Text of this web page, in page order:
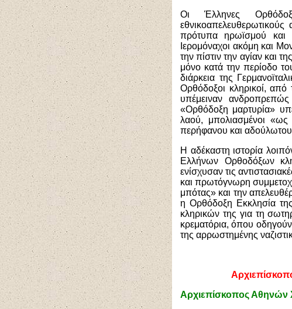
Οι Έλληνες
πρότυπα ηρωϊσμού και
Ιερομόναχοι ακόμη και
την πίστιν την αγίαν και
μόνο κατά την περίοδο
διάρκεια της
Ορθόδοξοι κληρικοί, από
υπέμειναν
«Ορθόδοξη μαρτυρία»
λαού, μπολιασμένοι
περήφανου και
Η αδέκαστη ιστορία
Ελλήνων Ορθοδόξων
ενίσχυσαν τις
και πρωτόγνωρη
μπότας» και την
η Ορθόδοξη Εκκλησία
κληρικών της για τη
κρεματόρια, όπου
της αρρωστημένης
Αρχιεπίσκοπος Αθηνών